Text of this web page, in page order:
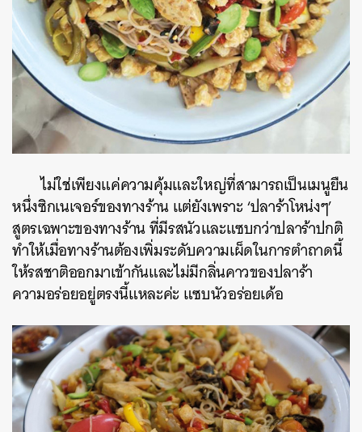
ไม่ใช่เพียงแค่ความคุ้มและใหญ่ที่สามารถเป็นเมนูยืน
หนึ่งซิกเนเจอร์ของทางร้าน แต่ยังเพราะ ‘ปลาร้าโหน่งๆ’
สูตรเฉพาะของทางร้าน ที่มีรสนัวและแซบกว่าปลาร้าปกติ
ทำให้เมื่อทางร้านต้องเพิ่มระดับความเผ็ดในการตำถาดนี้
ให้รสชาติออกมาเข้ากันและไม่มีกลิ่นคาวของปลาร้า
ความอร่อยอยู่ตรงนี้แหละค่ะ แซบนัวอร่อยเด้อ